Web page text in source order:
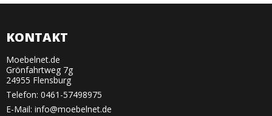
KONTAKT
Moebelnet.de
Grönfahrtweg 7g
24955 Flensburg
Telefon: 0461-57498975
E-Mail: info@moebelnet.de